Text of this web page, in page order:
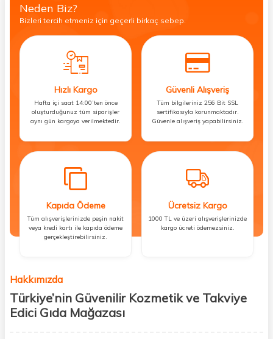
Neden Biz?
Bizleri tercih etmeniz için geçerli birkaç sebep.
Hızlı Kargo
Hafta içi saat 14:00’ten önce
oluşturduğunuz tüm siparişler
aynı gün kargoya verilmektedir.
Güvenli Alışveriş
Tüm bilgileriniz 256 Bit SSL
sertifikasıyla korunmaktadır.
Güvenle alışveriş yapabilirsiniz.
Kapıda Ödeme
Tüm alışverişlerinizde peşin nakit
veya kredi kartı ile kapıda ödeme
gerçekleştirebilirsiniz.
Ücretsiz Kargo
1000 TL ve üzeri alışverişlerinizde
kargo ücreti ödemezsiniz.
Hakkımızda
Türkiye’nin Güvenilir Kozmetik ve Takviye
Edici Gıda Mağazası